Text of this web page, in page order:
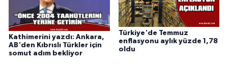
Kathimerini yazdı: Ankara,
AB'den Kıbrıslı Türkler için
somut adım bekliyor
Türkiye'de Temmuz
enflasyonu aylık yüzde 1,78
oldu